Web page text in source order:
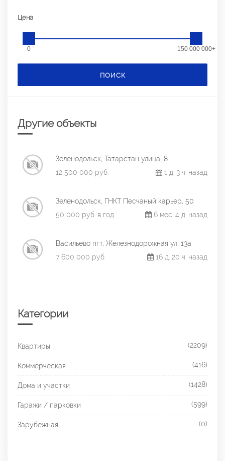
Цена
0 150 000 000+
ПОИСК
Другие объекты
Зеленодольск, Татарстан улица, 8
12 500 000 руб.
1 д. 3 ч. назад
Зеленодольск, ГНКТ Песчаный карьер, 50
50 000 руб. в год
6 мес. 4 д. назад
Васильево пгт, Железнодорожная ул, 13а
7 600 000 руб.
16 д. 20 ч. назад
Категории
Квартиры (2209)
Коммерческая (416)
Дома и участки (1428)
Гаражи / парковки (599)
Зарубежная (0)